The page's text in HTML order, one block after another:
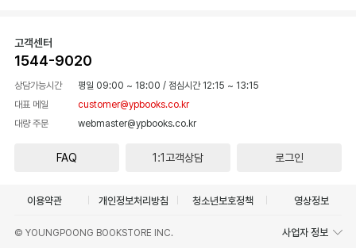
고객센터
1544-9020
상담가능시간 평일 09:00 ~ 18:00 / 점심시간 12:15 ~ 13:15
대표 메일
customer@ypbooks.co.kr
대량 주문
webmaster@ypbooks.co.kr
FAQ 1:1고객상담 로그인
이용약관 개인정보처리방침 청소년보호정책 영상정보
© YOUNGPOONG BOOKSTORE INC. 사업자 정보